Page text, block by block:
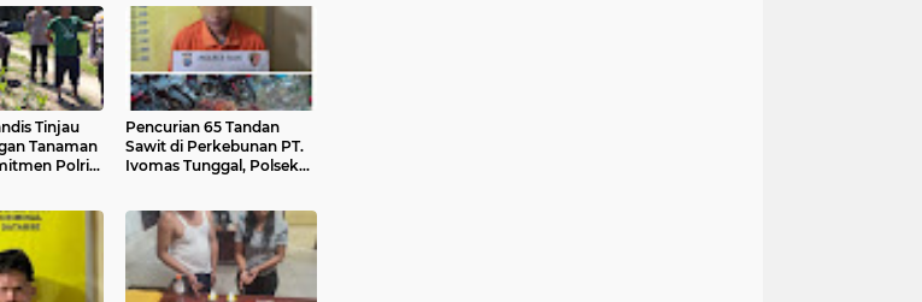
Tinjau
Tanaman
Polri
Pencurian 65 Tandan
Sawit di Perkebunan PT.
Ivomas Tunggal, Polsek